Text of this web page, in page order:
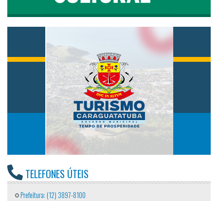
TELEFONES ÚTEIS
Prefeitura: (12) 3897-8100